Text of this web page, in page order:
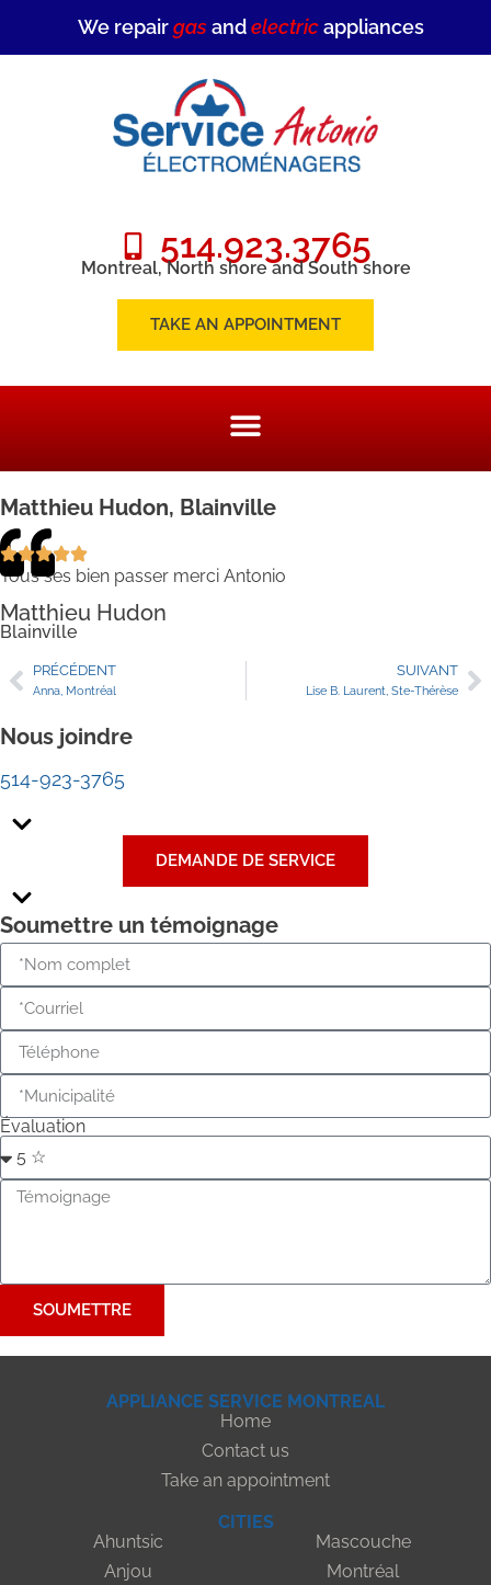
We repairgasandelectricappliances
514.923.3765
Montreal, North shore and South shore
TAKE AN APPOINTMENT
Matthieu Hudon, Blainville
Tous ses bien passer merci Antonio
Matthieu Hudon
Blainville
PRÉCÉDENT
Anna, Montréal
SUIVANT
Lise B. Laurent, Ste-Thérèse
Nous joindre
514-923-3765
DEMANDE DE SERVICE
Soumettre un témoignage
Évaluation
SOUMETTRE
APPLIANCE SERVICE MONTREAL
Home
Contact us
Take an appointment
CITIES
Ahuntsic
Anjou
Mascouche
Montréal